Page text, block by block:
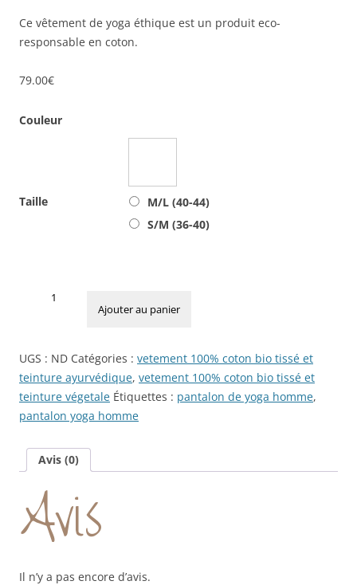
Ce vêtement de yoga éthique est un produit eco-
responsable en coton.
79.00€
Couleur
Taille
M/L (40-44)
S/M (36-40)
Homme
Coton
Teinture
Naturelle
Ajouter au panier
UGS : ND Catégories : vetement 100% coton bio tissé et
teinture ayurvédique, vetement 100% coton bio tissé et
teinture végetale Étiquettes : pantalon de yoga homme,
pantalon yoga homme
Avis (0)
Avis
Il n’y a pas encore d’avis.